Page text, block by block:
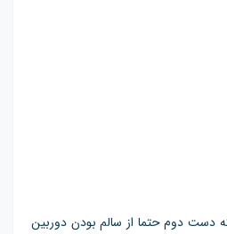
دست دوم حتما از سالم بودن دوربین